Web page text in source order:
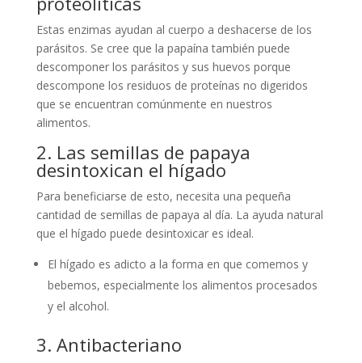
Estas enzimas ayudan al cuerpo a deshacerse de los
parásitos. Se cree que la papaína también puede
descomponer los parásitos y sus huevos porque
descompone los residuos de proteínas no digeridos
que se encuentran comúnmente en nuestros
alimentos.
2. Las semillas de papaya
desintoxican el hígado
Para beneficiarse de esto, necesita una pequeña
cantidad de semillas de papaya al día. La ayuda natural
que el hígado puede desintoxicar es ideal.
El hígado es adicto a la forma en que comemos y
bebemos, especialmente los alimentos procesados ​​
y el alcohol.
3. Antibacteriano